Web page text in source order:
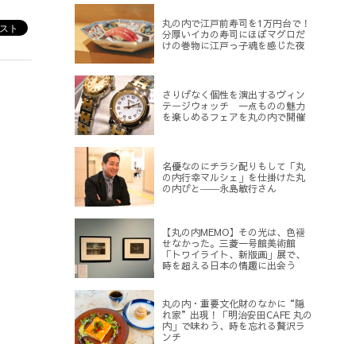
丸の内で江戸前寿司を1万円台で！
分厚いイカの寿司にほぼマグロだ
けの巻物に江戸っ子魂を感じた夜
さりげなく個性を演出するヴィン
テージウォッチ 一点ものの魅力
を楽しめるフェアを丸の内で開催
名優なのにチラシ配りもして「丸
の内行幸マルシェ」を仕掛けた丸
の内びと――永島敏行さん
【丸の内MEMO】その光は、色褪
せなかった。三菱一号館美術館
「トワイライト、新版画」展で、
時を超える日本の情趣に出会う
丸の内・重要文化財のなかに“隠
れ家”出現！「明治安田CAFE 丸の
内」で味わう、時を忘れる贅沢ラ
ンチ